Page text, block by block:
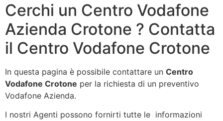
Cerchi un Centro Vodafone
Azienda Crotone ? Contatta
il Centro Vodafone Crotone
In questa pagina è possibile contattare un Centro
Vodafone Crotone per la richiesta di un preventivo
Vodafone Azienda.
I nostri Agenti possono fornirti tutte le informazioni